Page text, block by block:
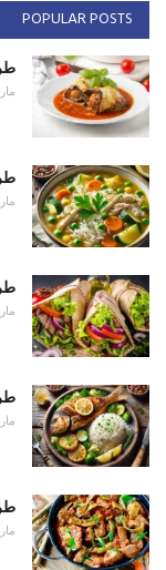
POPULAR POSTS
مارس
مارس
مارس
مارس
مارس